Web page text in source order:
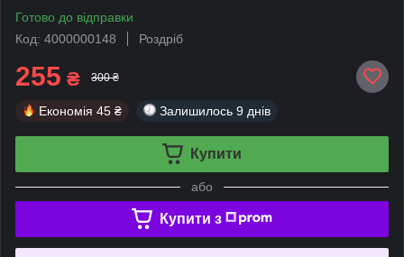
Готово до відправки
Код: 4000000148
Роздріб
255 ₴ 300 ₴
Економія 45 ₴ Залишилось 9 днів
Купити
або
Купити з